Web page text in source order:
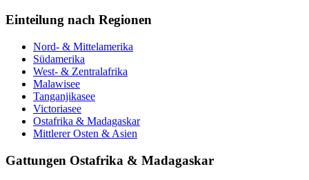
Einteilung nach Regionen
Nord- & Mittelamerika
Südamerika
West- & Zentralafrika
Malawisee
Tanganjikasee
Victoriasee
Ostafrika & Madagaskar
Mittlerer Osten & Asien
Gattungen Ostafrika & Madagaskar